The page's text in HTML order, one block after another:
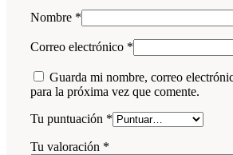
Nombre *
Correo electrónico *
Guarda mi nombre, correo
para la próxima vez que comente.
Tu puntuación *
Tu valoración *